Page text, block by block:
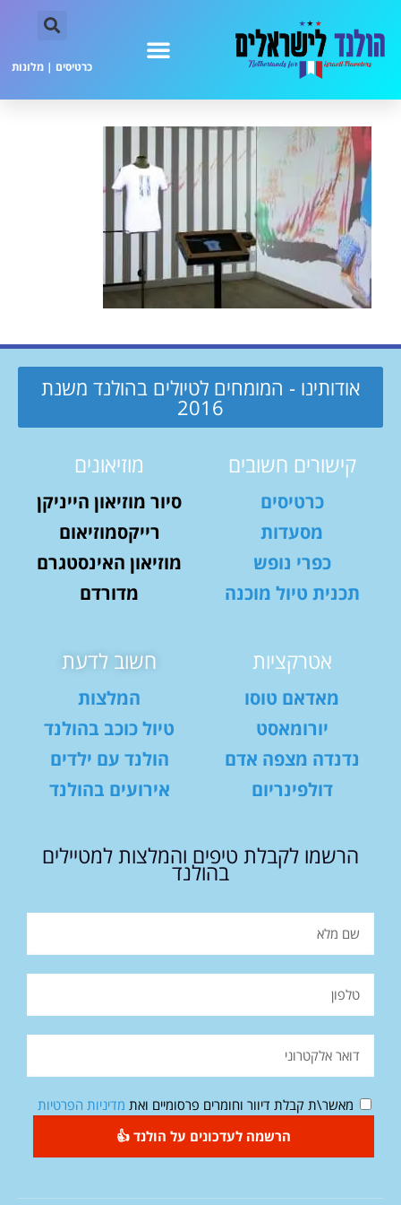
כרטיסים | מלונות
אודותינו - המומחים לטיולים בהולנד משנת
2016
קישורים חשובים
כרטיסים
מסעדות
כפרי נופש
תכנית טיול מוכנה
מוזיאונים
סיור מוזיאון הייניקן
רייקסמוזיאום
מוזיאון האינסטגרם
מדורדם
אטרקציות
מאדאם טוסו
יורומאסט
נדנדה מצפה אדם
דולפינריום
חשוב לדעת
המלצות
טיול כוכב בהולנד
הולנד עם ילדים
אירועים בהולנד
הרשמו לקבלת טיפים והמלצות למטיילים
בהולנד
מאשר\ת קבלת דיוור וחומרים פרסומיים ואת מדיניות הפרטיות
הרשמה לעדכונים על הולנד 👍